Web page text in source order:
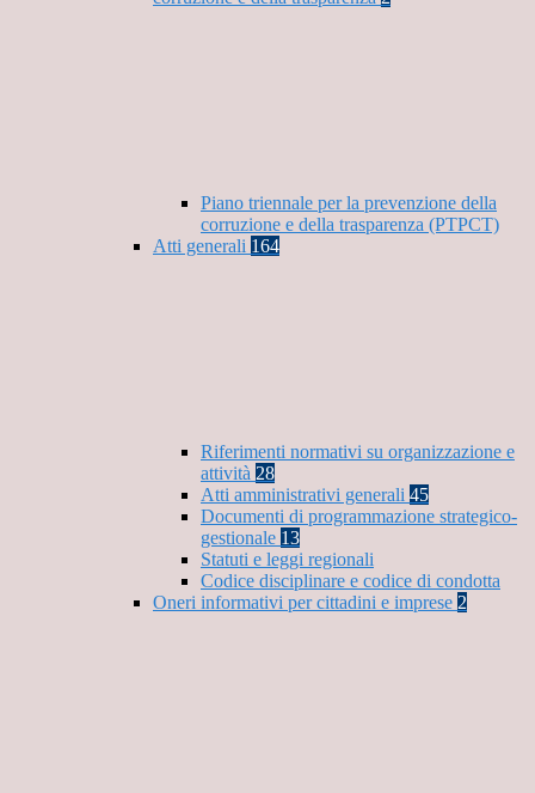
Piano triennale per la prevenzione della
corruzione e della trasparenza (PTPCT)
Atti generali 164
Riferimenti normativi su organizzazione e
attività 28
Atti amministrativi generali 45
Documenti di programmazione strategico-
gestionale 13
Statuti e leggi regionali
Codice disciplinare e codice di condotta
Oneri informativi per cittadini e imprese 2